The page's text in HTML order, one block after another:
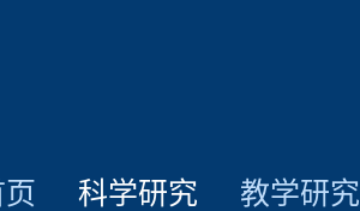
科学研究 教学研究